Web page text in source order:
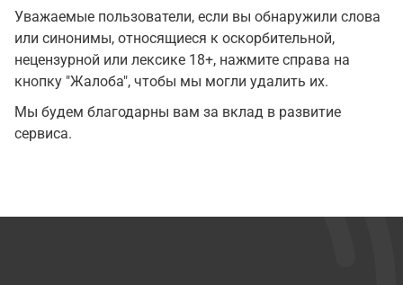
Уважаемые пользователи, если вы обнаружили слова
или синонимы, относящиеся к оскорбительной,
нецензурной или лексике 18+, нажмите справа на
кнопку "Жалоба", чтобы мы могли удалить их.
Мы будем благодарны вам за вклад в развитие
сервиса.